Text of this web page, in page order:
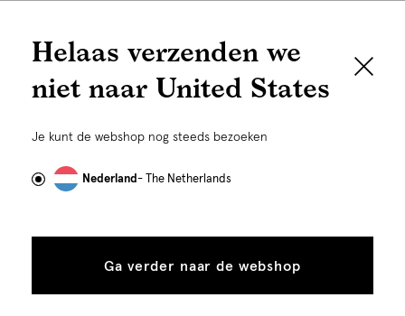
graag persoonlijk
gebruiken wij cookies en daarmee vergelijkbare
om advertenties te personaliseren...
tonen
toestaan
Helaas verzenden we
niet naar United States
Je kunt de webshop nog steeds bezoeken
Nederland- The Netherlands
Ga verder naar de webshop